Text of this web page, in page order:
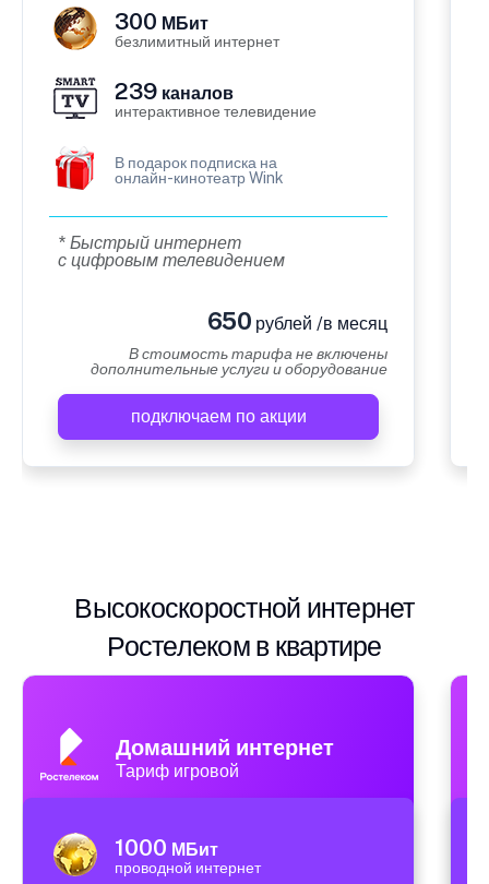
300 МБит
безлимитный интернет
239 каналов
интерактивное телевидение
В подарок подписка на
онлайн-кинотеатр Wink
* Быстрый интернет
с цифровым телевидением
650 рублей /в месяц
В стоимость тарифа не включены
дополнительные услуги и оборудование
подключаем по акции
Высокоскоростной интернет
Ростелеком в квартире
Домашний интернет
Тариф игровой
1000 МБит
проводной интернет